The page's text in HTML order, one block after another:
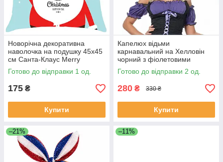
Новорічна декоративна
наволочка на подушку 45х45
см Санта-Клаус Merry
Christmas бірюзова
Готово до відправки 1 од.
175 ₴
Купити
Капелюх відьми
карнавальний на Хелловін
чорний з фіолетовими
ромбами широкополий
Готово до відправки 2 од.
280 ₴ 330 ₴
Купити
–21% –11%